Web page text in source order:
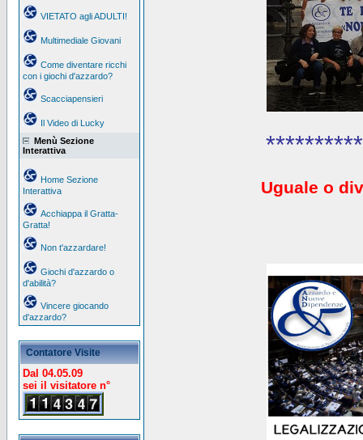
VIETATO agli ADULTI!
Multimediale Giovani
Come diventare ricchi
con i giochi d'azzardo?
Scacciapensieri
Il Video di Lucky
Menù Sezione
Interattiva
Home Sezione
Interattiva
Acchiappa il Gratta-
Gratta!
Non t'azzardare!
Giochi d'azzardo o
d'abilità?
Vincere giocando
d'azzardo?
Contatore Visite
Dal 04.05.09
sei il visitatore n°
Uguale o